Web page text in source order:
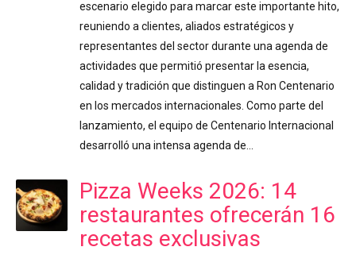
escenario elegido para marcar este importante hito,
reuniendo a clientes, aliados estratégicos y
representantes del sector durante una agenda de
actividades que permitió presentar la esencia,
calidad y tradición que distinguen a Ron Centenario
en los mercados internacionales. Como parte del
lanzamiento, el equipo de Centenario Internacional
desarrolló una intensa agenda de…
Pizza Weeks 2026: 14
restaurantes ofrecerán 16
recetas exclusivas